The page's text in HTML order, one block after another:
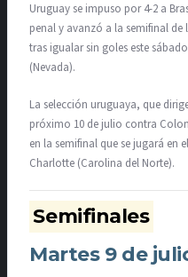
Uruguay se impuso por 4-2 a
penal y avanzó a la semifinal de
tras igualar sin goles este
(Nevada).
La selección uruguaya, que
próximo 10 de julio contra
en la semifinal que se jugará en
Charlotte (Carolina del Norte).
Semifinales
Martes 9 de